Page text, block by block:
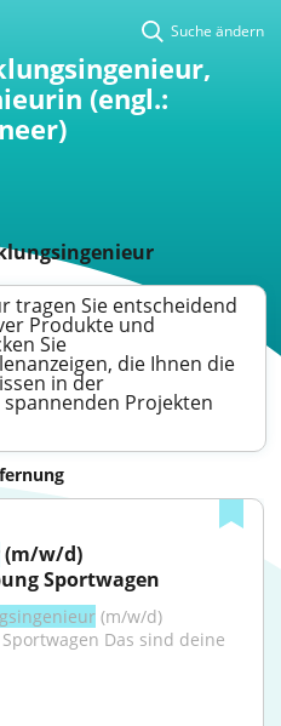
Suche ändern
(engl.:
tragen Sie entscheidend
Produkte und
Sie
die Ihnen die
in der
Projekten
(m/w/d)
Sportwagen
(m/w/d)
Das sind deine